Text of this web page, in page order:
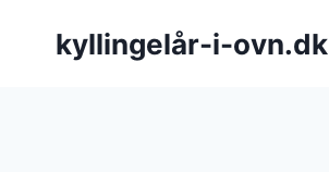
kyllingelår-i-ovn.dk